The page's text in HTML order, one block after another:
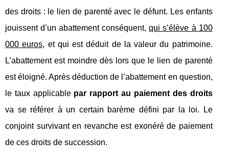
des droits : le lien de parenté avec le défunt. Les enfants
jouissent d’un abattement conséquent,qui s’élève à 100
000 euros, et qui est déduit de la valeur du patrimoine.
L’abattement est moindre dès lors que le lien de parenté
est éloigné. Après déduction de l’abattement en question,
le taux applicable par rapport au paiement des droits
va se référer à un certain barème défini par la loi. Le
conjoint survivant en revanche est exonéré de paiement
de ces droits de succession.